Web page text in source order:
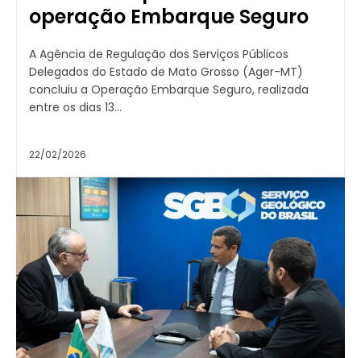
operação Embarque Seguro
A Agência de Regulação dos Serviços Públicos
Delegados do Estado de Mato Grosso (Ager-MT)
concluiu a Operação Embarque Seguro, realizada
entre os dias 13...
22/02/2026